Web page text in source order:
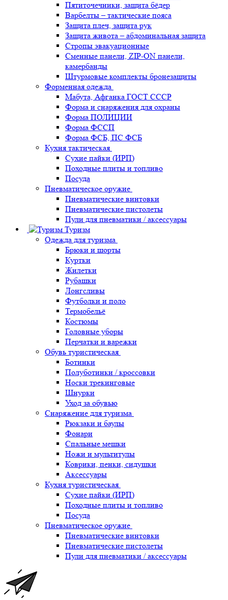
Пятиточечники, защита бёдер
Варбелты – тактические пояса
Защита плеч, защита рук
Защита живота – абдоминальная защита
Стропы эвакуационные
Сменные панели, ZIP-ON панели,
камербанды
Штурмовые комплекты бронезащиты
Форменная одежда
Мабута, Афганка ГОСТ СССР
Форма и снаряжения для охраны
Форма ПОЛИЦИИ
Форма ФССП
Форма ФСБ, ПС ФСБ
Кухня тактическая
Сухие пайки (ИРП)
Походные плиты и топливо
Посуда
Пневматическое оружие
Пневматические винтовки
Пневматические пистолеты
Пули для пневматики / аксессуары
Туризм
Одежда для туризма
Брюки и шорты
Куртки
Жилетки
Рубашки
Лонгсливы
Футболки и поло
Термобельё
Костюмы
Головные уборы
Перчатки и варежки
Обувь туристическая
Ботинки
Полуботинки / кроссовки
Носки трекинговые
Шнурки
Уход за обувью
Снаряжение для туризма
Рюкзаки и баулы
Фонари
Спальные мешки
Ножи и мультитулы
Коврики, пенки, сидушки
Аксессуары
Кухня туристическая
Сухие пайки (ИРП)
Походные плиты и топливо
Посуда
Пневматическое оружие
Пневматические винтовки
Пневматические пистолеты
Пули для пневматики / аксессуары